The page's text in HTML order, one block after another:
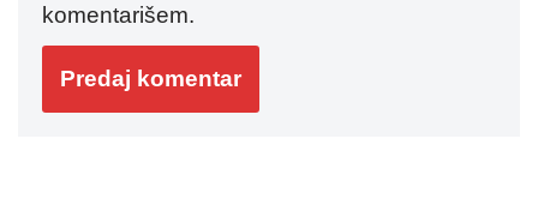
komentarišem.